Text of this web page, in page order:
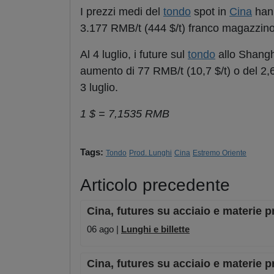
I prezzi medi del tondo spot in Cina
3.177 RMB/t (444 $/t) franco
Al 4 luglio, i future sul tondo allo
aumento di 77 RMB/t (10,7 $/t) o del
3 luglio.
1 $ = 7,1535 RMB
Tags: Tondo Prod. Lunghi Cina Estremo Oriente
Articolo precedente
Cina, futures su acciaio e materie
06 ago | Lunghi e billette
Cina, futures su acciaio e materie